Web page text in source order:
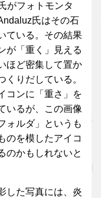
がフォトモンタ
氏はその石
ている。その結果
が「重く」見える
ほど密集して置か
りだしている。
コンに「重さ」を
いるが、この画像
ォルダ」というも
のを模したアイコ
のかもしれないと
した写真には、炎